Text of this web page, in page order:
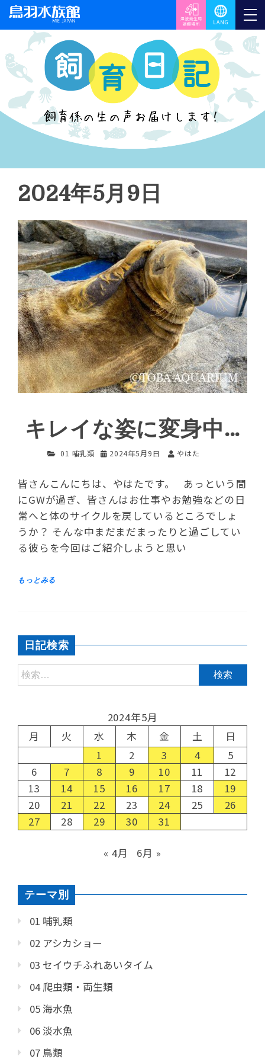
2024年5月9日
キレイな姿に変身中…
01 哺乳類 2024年5月9日 やはた
皆さんこんにちは、やはたです。 あっという間
にGWが過ぎ、皆さんはお仕事やお勉強などの日
常へと体のサイクルを戻しているところでしょ
うか？ そんな中まだまだまったりと過ごしてい
る彼らを今回はご紹介しようと思い
日記検索
2024年5月
月
火 水 木 金 土
日
1
2 3 4
5
6
7 8 9 10 11
12
13
14 15 16 17 18
19
20
21 22 23 24 25
26
27
28 29 30 31
« 4月 6月 »
テーマ別
01 哺乳類
02 アシカショー
03 セイウチふれあいタイム
04 爬虫類・両生類
05 海水魚
06 淡水魚
07 鳥類